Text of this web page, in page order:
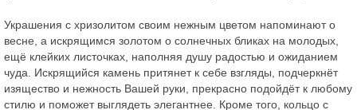
Украшения с хризолитом своим нежным цветом напоминают о
весне, а искрящимся золотом о солнечных бликах на молодых,
ещё клейких листочках, наполняя душу радостью и ожиданием
чуда. Искрящийся камень притянет к себе взгляды, подчеркнёт
изящество и нежность Вашей руки, прекрасно подойдёт к любому
стилю и поможет выглядеть элегантнее. Кроме того, кольцо с